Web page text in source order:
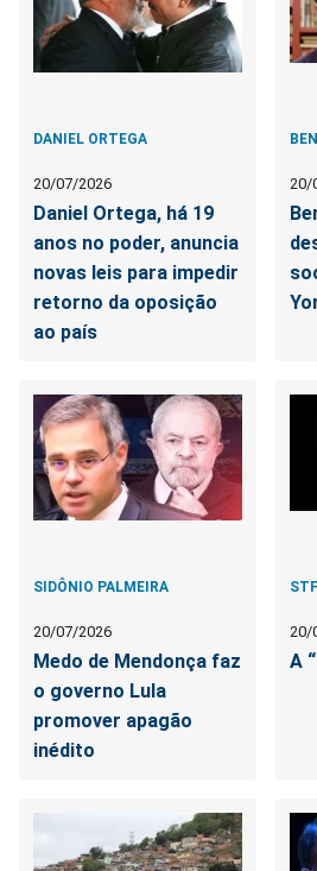
DANIEL ORTEGA
20/07/2026
Daniel Ortega, há 19
anos no poder, anuncia
novas leis para impedir
retorno da oposição
ao país
20/
SIDÔNIO PALMEIRA
20/07/2026
Medo de Mendonça faz
o governo Lula
promover apagão
inédito
STF
20/
A